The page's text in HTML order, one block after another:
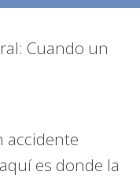
Cuando un
accidente
es donde la